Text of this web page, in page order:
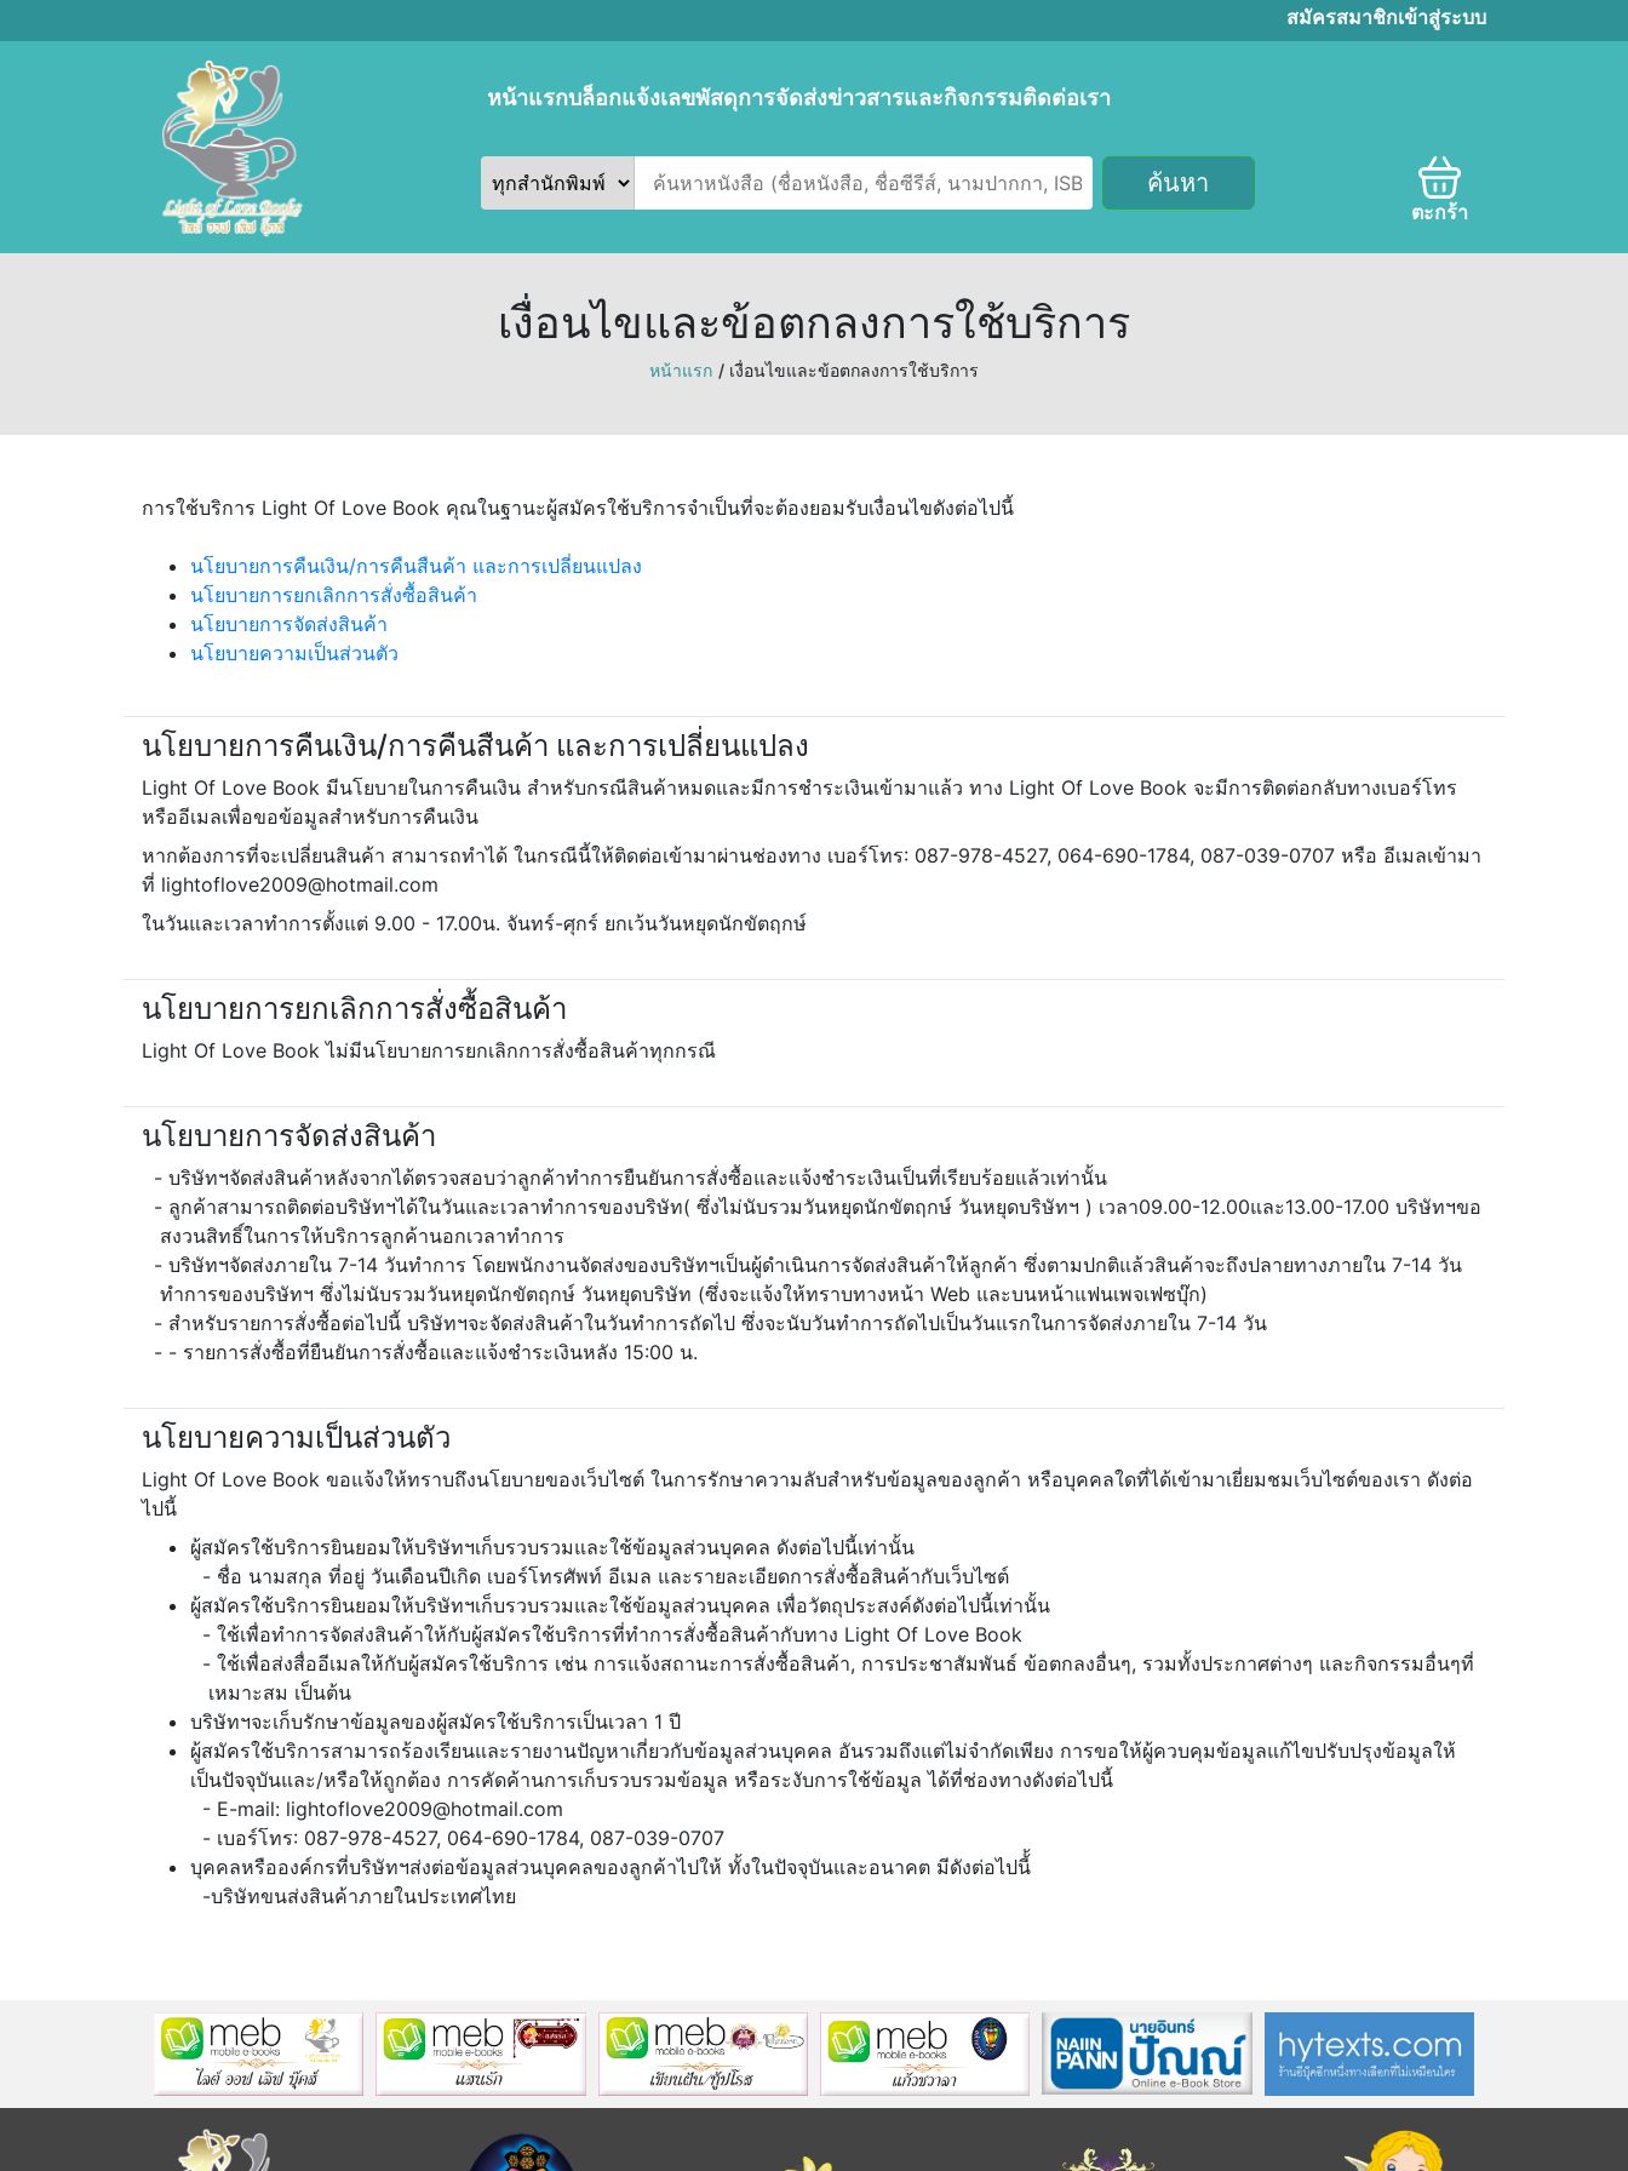
สมัครสมาชิกเข้าสู่ระบบ
หน้าแรกบล็อกแจ้งเลขพัสดุการจัดส่งข่าวสารและกิจกรรมติดต่อเรา
ค้นหา
ตะกร้า
เงื่อนไขและข้อตกลงการใช้บริการ
หน้าแรก / เงื่อนไขและข้อตกลงการใช้บริการ
การใช้บริการ Light Of Love Book คุณในฐานะผู้สมัครใช้บริการจำเป็นที่จะต้องยอมรับเงื่อนไขดังต่อไปนี้
นโยบายการคืนเงิน/การคืนสืนค้า และการเปลี่ยนแปลง
นโยบายการยกเลิกการสั่งซื้อสินค้า
นโยบายการจัดส่งสินค้า
นโยบายความเป็นส่วนตัว
นโยบายการคืนเงิน/การคืนสืนค้า และการเปลี่ยนแปลง
Light Of Love Book มีนโยบายในการคืนเงิน สำหรับกรณีสินค้าหมดและมีการชำระเงินเข้ามาแล้ว ทาง Light Of Love Book จะมีการติดต่อกลับทางเบอร์โทร
หรืออีเมลเพื่อขอข้อมูลสำหรับการคืนเงิน
หากต้องการที่จะเปลี่ยนสินค้า สามารถทำได้ ในกรณีนี้ให้ติดต่อเข้ามาผ่านช่องทาง เบอร์โทร: 087-978-4527, 064-690-1784, 087-039-0707 หรือ อีเมลเข้ามา
ที่ lightoflove2009@hotmail.com
ในวันและเวลาทำการตั้งแต่ 9.00 - 17.00น. จันทร์-ศุกร์ ยกเว้นวันหยุดนักขัตฤกษ์
นโยบายการยกเลิกการสั่งซื้อสินค้า
Light Of Love Book ไม่มีนโยบายการยกเลิกการสั่งซื้อสินค้าทุกกรณี
นโยบายการจัดส่งสินค้า
บริษัทฯจัดส่งสินค้าหลังจากได้ตรวจสอบว่าลูกค้าทำการยืนยันการสั่งซื้อและแจ้งชำระเงินเป็นที่เรียบร้อยแล้วเท่านั้น
ลูกค้าสามารถติดต่อบริษัทฯได้ในวันและเวลาทำการของบริษัท( ซึ่งไม่นับรวมวันหยุดนักขัตฤกษ์ วันหยุดบริษัทฯ ) เวลา09.00-12.00และ13.00-17.00 บริษัทฯขอ
สงวนสิทธิ์ในการให้บริการลูกค้านอกเวลาทำการ
บริษัทฯจัดส่งภายใน 7-14 วันทำการ โดยพนักงานจัดส่งของบริษัทฯเป็นผู้ดำเนินการจัดส่งสินค้าให้ลูกค้า ซึ่งตามปกติแล้วสินค้าจะถึงปลายทางภายใน 7-14 วัน
ทำการของบริษัทฯ ซึ่งไม่นับรวมวันหยุดนักขัตฤกษ์ วันหยุดบริษัท (ซึ่งจะแจ้งให้ทราบทางหน้า Web และบนหน้าแฟนเพจเฟซบุ๊ก)
สำหรับรายการสั่งซื้อต่อไปนี้ บริษัทฯจะจัดส่งสินค้าในวันทำการถัดไป ซึ่งจะนับวันทำการถัดไปเป็นวันแรกในการจัดส่งภายใน 7-14 วัน
รายการสั่งซื้อที่ยืนยันการสั่งซื้อและแจ้งชำระเงินหลัง 15:00 น.
นโยบายความเป็นส่วนตัว
Light Of Love Book ขอแจ้งให้ทราบถึงนโยบายของเว็บไซต์ ในการรักษาความลับสำหรับข้อมูลของลูกค้า หรือบุคคลใดที่ได้เข้ามาเยี่ยมชมเว็บไซต์ของเรา ดังต่อ
ไปนี้
ผู้สมัครใช้บริการยินยอมให้บริษัทฯเก็บรวบรวมและใช้ข้อมูลส่วนบุคคล ดังต่อไปนี้เท่านั้น
ชื่อ นามสกุล ที่อยู่ วันเดือนปีเกิด เบอร์โทรศัพท์ อีเมล และรายละเอียดการสั่งซื้อสินค้ากับเว็บไซต์
ผู้สมัครใช้บริการยินยอมให้บริษัทฯเก็บรวบรวมและใช้ข้อมูลส่วนบุคคล เพื่อวัตถุประสงค์ดังต่อไปนี้เท่านั้น
ใช้เพื่อทำการจัดส่งสินค้าให้กับผู้สมัครใช้บริการที่ทำการสั่งซื้อสินค้ากับทาง Light Of Love Book
ใช้เพื่อส่งสื่ออีเมลให้กับผู้สมัครใช้บริการ เช่น การแจ้งสถานะการสั่งซื้อสินค้า, การประชาสัมพันธ์ ข้อตกลงอื่นๆ, รวมทั้งประกาศต่างๆ และกิจกรรมอื่นๆที่
เหมาะสม เป็นต้น
บริษัทฯจะเก็บรักษาข้อมูลของผู้สมัครใช้บริการเป็นเวลา 1 ปี
ผู้สมัครใช้บริการสามารถร้องเรียนและรายงานปัญหาเกี่ยวกับข้อมูลส่วนบุคคล อันรวมถึงแต่ไม่จำกัดเพียง การขอให้ผู้ควบคุมข้อมูลแก้ไขปรับปรุงข้อมูลให้
เป็นปัจจุบันและ/หรือให้ถูกต้อง การคัดค้านการเก็บรวบรวมข้อมูล หรือระงับการใช้ข้อมูล ได้ที่ช่องทางดังต่อไปนี้
E-mail: lightoflove2009@hotmail.com
เบอร์โทร: 087-978-4527, 064-690-1784, 087-039-0707
บุคคลหรือองค์กรที่บริษัทฯส่งต่อข้อมูลส่วนบุคคลของลูกค้าไปให้ ทั้งในปัจจุบันและอนาคต มีดังต่อไปนี้้
บริษัทขนส่งสินค้าภายในประเทศไทย